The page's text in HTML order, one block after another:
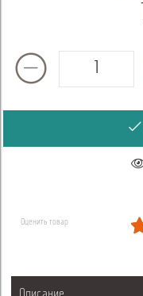
Оценить товар